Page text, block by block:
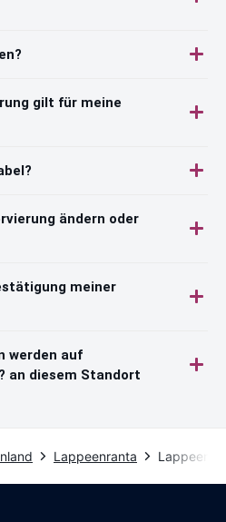
gilt für meine
ändern oder
meiner
werden auf
an diesem Standort
Lappeenranta